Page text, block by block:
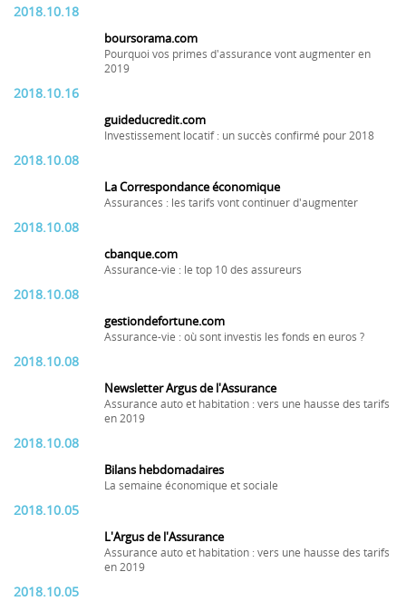
2018.10.18
boursorama.com
Pourquoi vos primes d'assurance vont augmenter en
2019
2018.10.16
guideducredit.com
Investissement locatif : un succès confirmé pour 2018
2018.10.08
La Correspondance économique
Assurances : les tarifs vont continuer d'augmenter
2018.10.08
cbanque.com
Assurance-vie : le top 10 des assureurs
2018.10.08
gestiondefortune.com
Assurance-vie : où sont investis les fonds en euros ?
2018.10.08
Newsletter Argus de l'Assurance
Assurance auto et habitation : vers une hausse des tarifs
en 2019
2018.10.08
Bilans hebdomadaires
La semaine économique et sociale
2018.10.05
L'Argus de l'Assurance
Assurance auto et habitation : vers une hausse des tarifs
en 2019
2018.10.05